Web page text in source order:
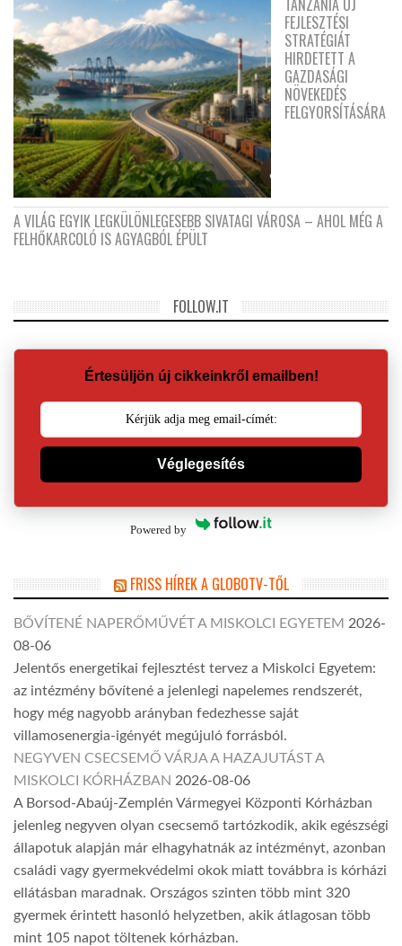
TANZÁNIA ÚJ
FEJLESZTÉSI
STRATÉGIÁT
HIRDETETT A
GAZDASÁGI
NÖVEKEDÉS
FELGYORSÍTÁSÁRA
A VILÁG EGYIK LEGKÜLÖNLEGESEBB SIVATAGI VÁROSA – AHOL MÉG A
FELHŐKARCOLÓ IS AGYAGBÓL ÉPÜLT
FOLLOW.IT
Értesüljön új cikkeinkről emailben!
Véglegesítés
Powered by
FRISS HÍREK A GLOBOTV-TŐL
BŐVÍTENÉ NAPERŐMŰVÉT A MISKOLCI EGYETEM 2026-
08-06
Jelentős energetikai fejlesztést tervez a Miskolci Egyetem:
az intézmény bővítené a jelenlegi napelemes rendszerét,
hogy még nagyobb arányban fedezhesse saját
villamosenergia-igényét megújuló forrásból.
NEGYVEN CSECSEMŐ VÁRJA A HAZAJUTÁST A
MISKOLCI KÓRHÁZBAN 2026-08-06
A Borsod-Abaúj-Zemplén Vármegyei Központi Kórházban
jelenleg negyven olyan csecsemő tartózkodik, akik egészségi
állapotuk alapján már elhagyhatnák az intézményt, azonban
családi vagy gyermekvédelmi okok miatt továbbra is kórházi
ellátásban maradnak. Országos szinten több mint 320
gyermek érintett hasonló helyzetben, akik átlagosan több
mint 105 napot töltenek kórházban.